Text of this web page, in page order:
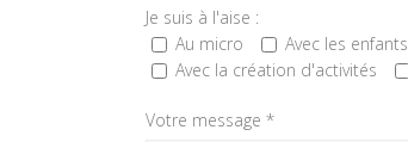
Je suis à l'aise :
Au micro
Avec les enfants
Avec la création d'activités
Votre message *